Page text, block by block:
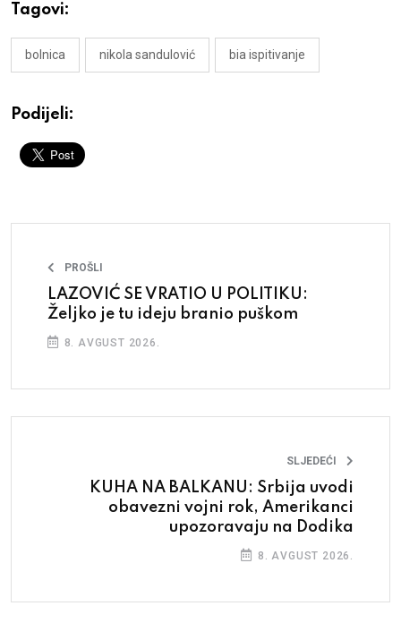
Tagovi:
bolnica nikola sandulović bia ispitivanje
Podijeli:
PROŠLI
LAZOVIĆ SE VRATIO U POLITIKU:
Željko je tu ideju branio puškom
8. AVGUST 2026.
SLJEDEĆI
KUHA NA BALKANU: Srbija uvodi
obavezni vojni rok, Amerikanci
upozoravaju na Dodika
8. AVGUST 2026.